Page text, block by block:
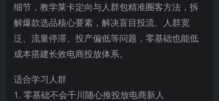
细节，教学莱卡定向与人群包精准圈客方法，拆
解爆款选品核心要素，解决盲目投流、人群宽
泛、流量停滞、投产偏低等问题，零基础也能低
成本搭建长效电商投放体系。
适合学习人群
1. 零基础不会千川随心推投放电商新人